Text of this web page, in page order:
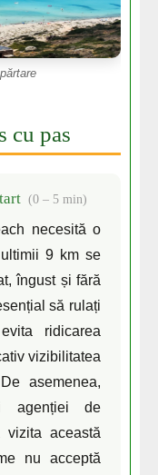
cu pas
(0 – 5 min)
necesită o
9 km se
îngust și fără
să rulați
ridicarea
vizibilitatea
asemenea,
agenției de
această
nu acceptă